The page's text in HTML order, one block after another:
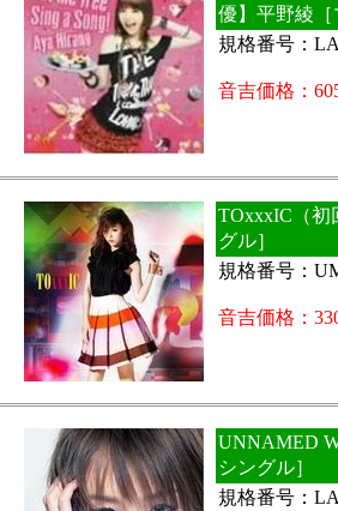
優】平野綾［
規格番号：
音吉価格：
TOxxxIC（初
グル］
規格番号：
音吉価格：
UNNAMED
シングル］
規格番号：